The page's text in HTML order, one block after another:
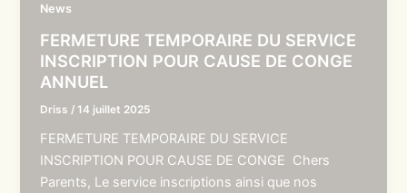
News
FERMETURE TEMPORAIRE DU SERVICE
INSCRIPTION POUR CAUSE DE CONGE
ANNUEL
Driss /14 juillet 2025
FERMETURE TEMPORAIRE DU SERVICE
INSCRIPTION POUR CAUSE DE CONGE Chers
Parents, Le service inscriptions ainsi que nos